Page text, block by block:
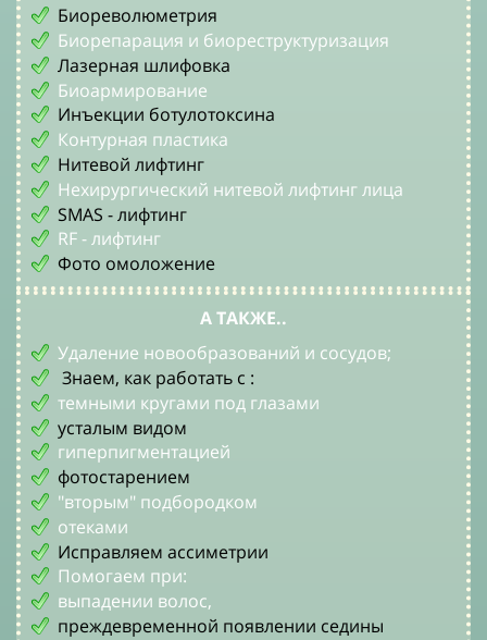
Биореволюметрия
Биорепарация и биореструктуризация
Лазерная шлифовка
Биоармирование
Инъекции ботулотоксина
Контурная пластика
Нитевой лифтинг
Нехирургический нитевой лифтинг лица
SMAS - лифтинг
RF - лифтинг
Фото омоложение
А ТАКЖЕ..
Удаление новообразований и сосудов;
Знаем, как работать с :
темными кругами под глазами
усталым видом
гиперпигментацией
фотостарением
"вторым" подбородком
отеками
Исправляем ассиметрии
Помогаем при:
выпадении волос,
преждевременной появлении седины